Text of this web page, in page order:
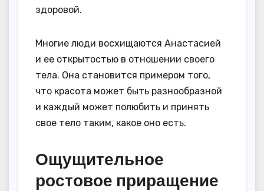
здоровой.
Многие люди восхищаются Анастасией
и ее открытостью в отношении своего
тела. Она становится примером того,
что красота может быть разнообразной
и каждый может полюбить и принять
свое тело таким, какое оно есть.
Ощущительное
ростовое приращение